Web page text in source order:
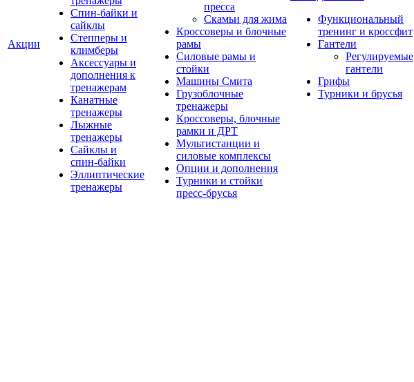
Акции
Спин-байки и
сайклы
Степперы и
климберы
Аксессуары и
дополнения к
тренажерам
Канатные
тренажеры
Лыжные
тренажеры
Сайклы и
спин-байки
Эллиптические
тренажеры
пресса
Скамьи для жима
Кроссоверы и блочные
рамы
Силовые рамы и
стойки
Машины Смита
Грузоблочные
тренажеры
Кроссоверы, блочные
рамки и ДРТ
Мультистанции и
силовые комплексы
Опции и дополнения
Турники и стойки
пресс-брусья
Функциональный
тренинг и кроссфит
Гантели
Регулируемые
гантели
Грифы
Турники и брусья